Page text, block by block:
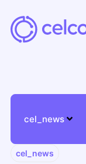
cel_news
cel_news